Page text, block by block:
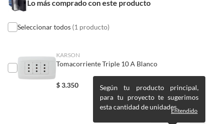
Pinturas de un color a solicitud.
Plantas.
De uso personal.
producto
Tipo de divisor Otro
Plástico
Lo más comprado con este producto
Seleccionar todos (1 producto)
KARSON
Tomacorriente Triple 10 A Blanco
$3.350
Según tu producto principal,
para tu proyecto te sugerimos
esta cantidad de unidades.Entendido